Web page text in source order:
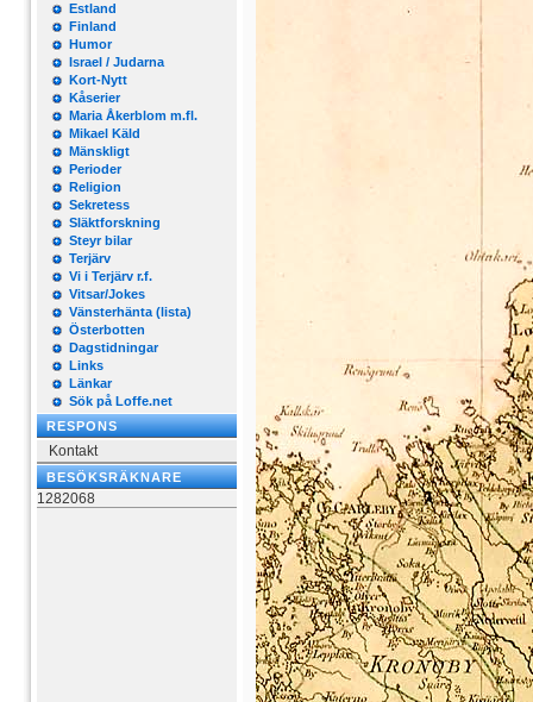
Estland
Finland
Humor
Israel / Judarna
Kort-Nytt
Kåserier
Maria Åkerblom m.fl.
Mikael Käld
Mänskligt
Perioder
Religion
Sekretess
Släktforskning
Steyr bilar
Terjärv
Vi i Terjärv r.f.
Vitsar/Jokes
Vänsterhänta (lista)
Österbotten
Dagstidningar
Links
Länkar
Sök på Loffe.net
RESPONS
Kontakt
BESÖKSRÄKNARE
1282068